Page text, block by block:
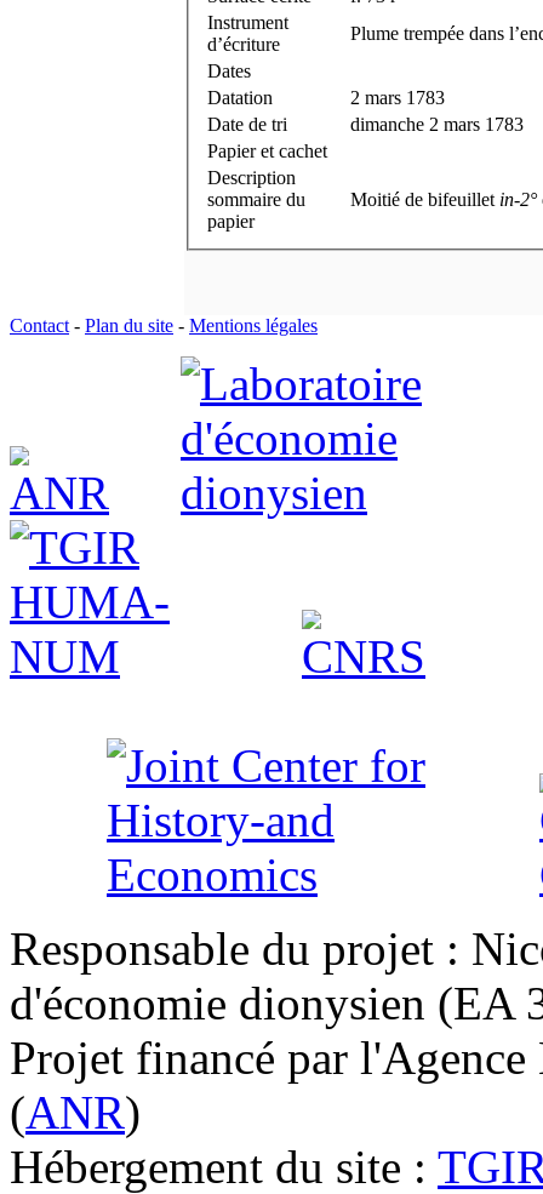
Instrument
d’écriture
Plume trempée dans
Dates
Datation
2 mars 1783
Date de tri
dimanche 2 mars 1783
Papier et cachet
Description
sommaire du
papier
Moitié de bifeuillet in-2°
Contact - Plan du site - Mentions légales
Responsable du projet :
d'économie dionysien
Projet financé par l'Agence
(ANR)
Hébergement du site :